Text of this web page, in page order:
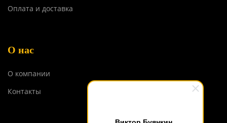
Оплата и доставка
О нас
О компании
Контакты